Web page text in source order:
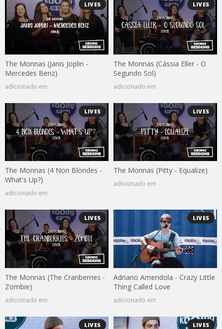
LIVES
The Monnas (Janis Joplin -
Mercedes Benz)
adicionado em
LIVES
The Monnas (Cássia Eller - O
Segundo Sol)
adicionado em
LIVES
The Monnas (4 Non Blondes -
What's Up?)
adicionado em
LIVES
The Monnas (Pitty - Equalize)
adicionado em
LIVES
The Monnas (The Cranberries -
Zombie)
adicionado em
LIVES
Adriano Amendola - Crazy Little
Thing Called Love
adicionado em
LIVES LIVES